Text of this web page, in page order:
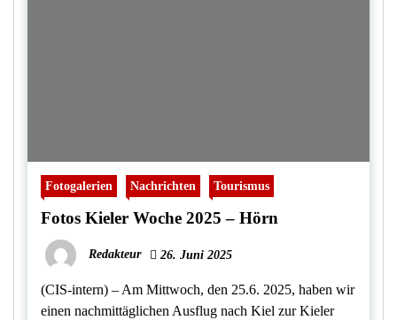
Fotogalerien Nachrichten Tourismus
Fotos Kieler Woche 2025 – Hörn
Redakteur 26. Juni 2025
(CIS-intern) – Am Mittwoch, den 25.6. 2025, haben wir
einen nachmittäglichen Ausflug nach Kiel zur Kieler